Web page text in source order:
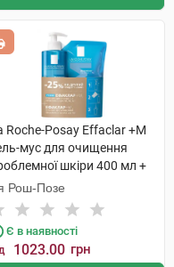
Roche-Posay Effaclar +М
мус для очищення
шкіри 400 мл +
400 мл 1 набір
Рош-Позе
Є в наявності
1023.00 грн